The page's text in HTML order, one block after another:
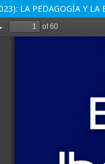
LA PEDAGOGÍA Y LA